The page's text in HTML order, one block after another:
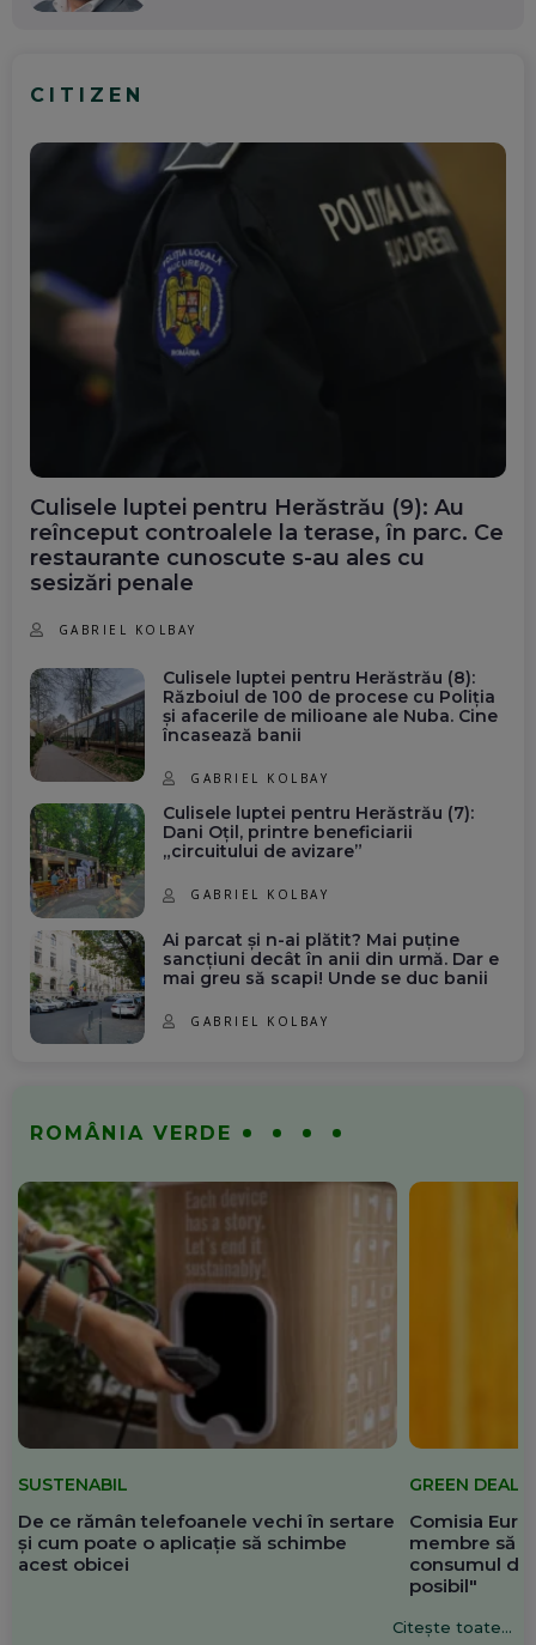
CITIZEN
Culisele luptei pentru Herăstrău (9): Au
reînceput controalele la terase, în parc. Ce
restaurante cunoscute s-au ales cu
sesizări penale
GABRIEL KOLBAY
Culisele luptei pentru Herăstrău (8):
Războiul de 100 de procese cu Poliția
și afacerile de milioane ale Nuba. Cine
încasează banii
GABRIEL KOLBAY
Culisele luptei pentru Herăstrău (7):
Dani Oțil, printre beneficiarii
„circuitului de avizare”
GABRIEL KOLBAY
Ai parcat și n-ai plătit? Mai puține
sancțiuni decât în anii din urmă. Dar e
mai greu să scapi! Unde se duc banii
GABRIEL KOLBAY
ROMÂNIA VERDE
SUSTENABIL
De ce rămân telefoanele vechi în sertare
și cum poate o aplicație să schimbe
acest obicei
GREEN DEAL
Comisia
membre să
consumul de
posibil"
Citește toate...